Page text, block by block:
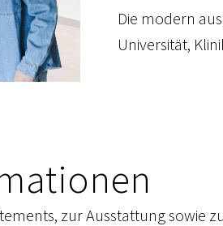
Die modern
Universität,
zur Ausstattung sowie